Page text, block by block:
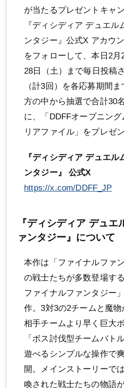
が当たるプレゼントキャ
『ディシディア デュエル
ンタジー』公式X アカウ
をフォローして、本日2月
28日（土）まで毎日投稿
（計3回）を各応募期間
方の中から抽選で合計30
に、「DDFFオープニン
リアファイル」をプレゼ
『ディシディア デュエル
ンタジー』 公式X
https://x.com/DDFF_JP
『ディシディア デュエ
ァンタジー』について
本作は「ファイナルファ
の戦士たちが多数登場す
ファイナルファンタジー
作。3対3の2チームと魔物
相手チームより早く巨大
「ボス討伐型チームバト
遊べるシンプルな操作で
開。メインストーリーで
喚された戦士たちの物語